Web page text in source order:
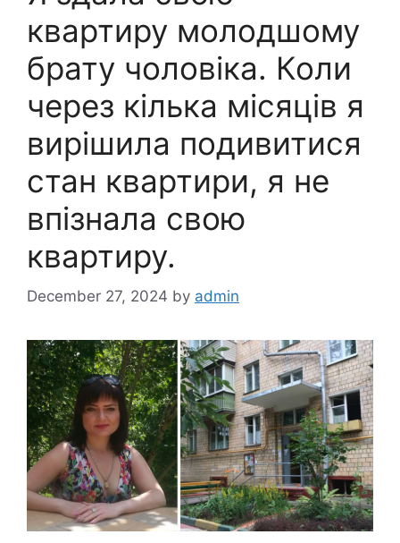
квартиру молодшому
брату чоловіка. Коли
через кілька місяців я
вирішила подивитися
стан квартири, я не
впізнала свою
квартиру.
December 27, 2024 by admin